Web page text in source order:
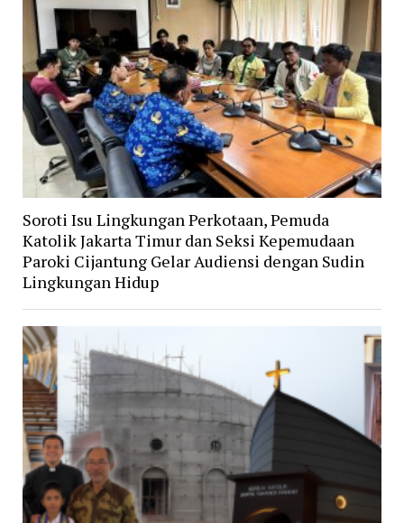
Soroti Isu Lingkungan Perkotaan, Pemuda
Katolik Jakarta Timur dan Seksi Kepemudaan
Paroki Cijantung Gelar Audiensi dengan Sudin
Lingkungan Hidup